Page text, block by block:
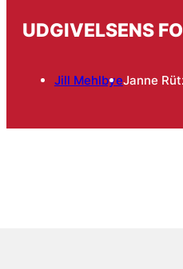
UDGIVELSENS
Jill MehlbyeJanne